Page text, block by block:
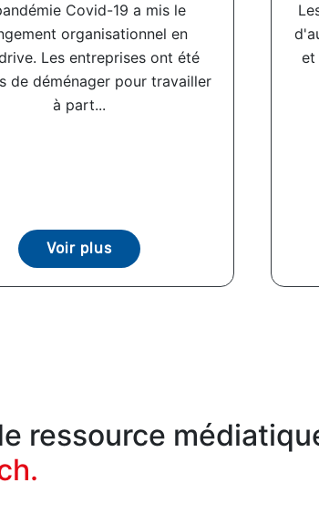
Covid-19 a mis le
organisationnel en
Les entreprises ont été
de déménager pour travailler
à part...
Voir plus
et
ressource